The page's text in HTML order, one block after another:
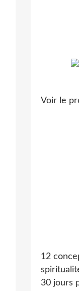
12
30 jours
Voir le